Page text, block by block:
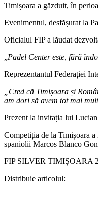
Timișoara a găzduit, în
Evenimentul, desfășurat la
Oficialul FIP a lăudat
„Padel Center este, fără
Reprezentantul Federației
„Cred că Timișoara și
am dori să avem tot mai
Prezent la invitația lui
Competiția de la Timișoara
spaniolii Marcos Blanco
FIP SILVER TIMIȘOARA
Distribuie articolul: